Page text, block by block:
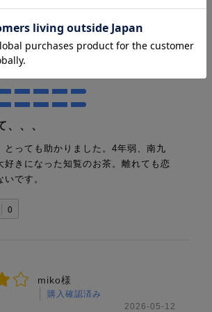
2026-07-04
て
宅用
、、、
とっても助かりました。4年弱、南九
好きになった知覧のお茶。離れても恋
いです。
0
miko様
購入確認済み
2026-05-12